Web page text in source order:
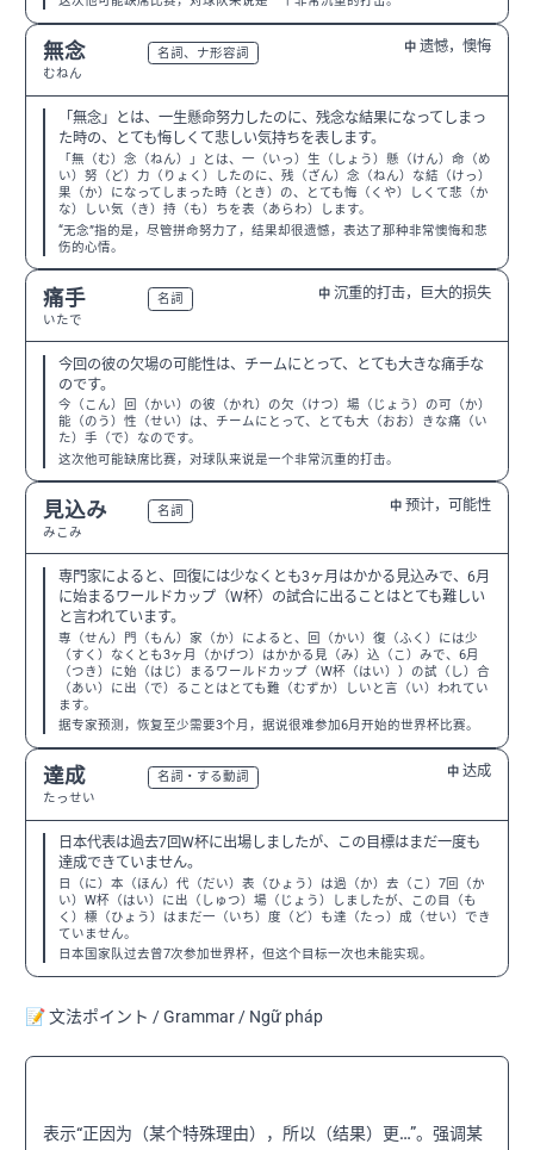
無念
むねん
名詞、ナ形容詞 中 遗憾，懊悔
「無念」とは、一生懸命努力したのに、残念な結果になってしまっ
た時の、とても悔しくて悲しい気持ちを表します。
「無（む）念（ねん）」とは、一（いっ）生（しょう）懸（けん）命（め
い）努（ど）力（りょく）したのに、残（ざん）念（ねん）な結（けっ）
果（か）になってしまった時（とき）の、とても悔（くや）しくて悲（か
な）しい気（き）持（も）ちを表（あらわ）します。
“无念”指的是，尽管拼命努力了，结果却很遗憾，表达了那种非常懊悔和悲
伤的心情。
痛手
いたで
名詞 中 沉重的打击，巨大的损失
今回の彼の欠場の可能性は、チームにとって、とても大きな痛手な
のです。
今（こん）回（かい）の彼（かれ）の欠（けつ）場（じょう）の可（か）
能（のう）性（せい）は、チームにとって、とても大（おお）きな痛（い
た）手（で）なのです。
这次他可能缺席比赛，对球队来说是一个非常沉重的打击。
見込み
みこみ
名詞 中 预计，可能性
専門家によると、回復には少なくとも3ヶ月はかかる見込みで、6月
に始まるワールドカップ（W杯）の試合に出ることはとても難しい
と言われています。
専（せん）門（もん）家（か）によると、回（かい）復（ふく）には少
（すく）なくとも3ヶ月（かげつ）はかかる見（み）込（こ）みで、6月
（つき）に始（はじ）まるワールドカップ（W杯（はい））の試（し）合
（あい）に出（で）ることはとても難（むずか）しいと言（い）われてい
ます。
据专家预测，恢复至少需要3个月，据说很难参加6月开始的世界杯比赛。
達成
たっせい
名詞・する動詞 中 达成
日本代表は過去7回W杯に出場しましたが、この目標はまだ一度も
達成できていません。
日（に）本（ほん）代（だい）表（ひょう）は過（か）去（こ）7回（か
い）W杯（はい）に出（しゅつ）場（じょう）しましたが、この目（も
く）標（ひょう）はまだ一（いち）度（ど）も達（たっ）成（せい）でき
ていません。
日本国家队过去曾7次参加世界杯，但这个目标一次也未能实现。
📝 文法ポイント / Grammar / Ngữ pháp
表示“正因为（某个特殊理由），所以（结果）更…”。强调某